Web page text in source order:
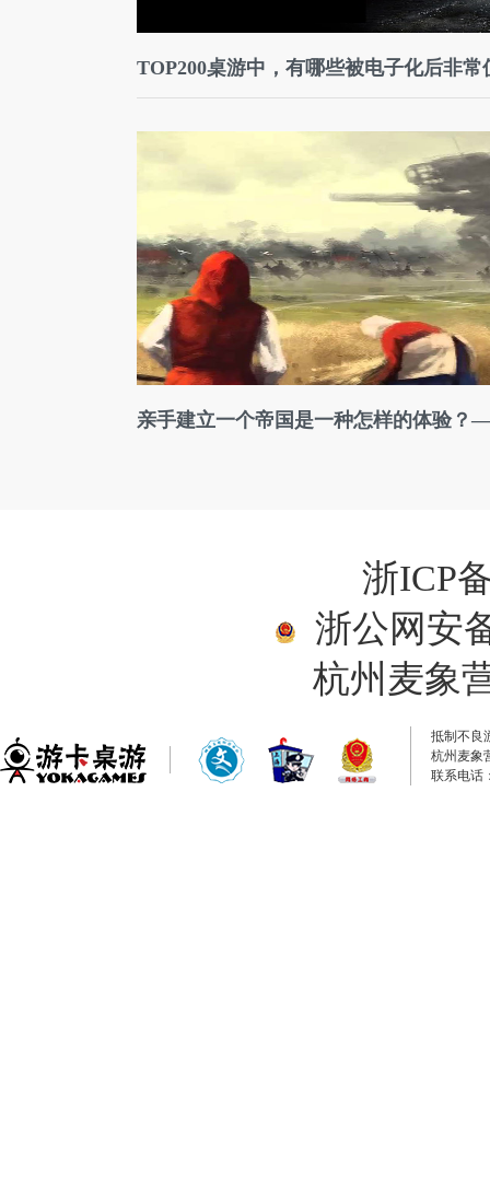
TOP200桌游中，有哪些被电子化后非常
亲手建立一个帝国是一种怎样的体验
浙ICP
浙公网安
杭州麦象
抵制不良
杭州麦象
联系电话